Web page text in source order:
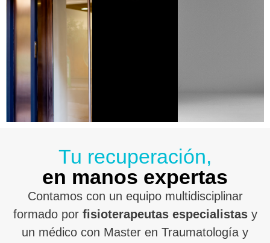
Tu recuperación,
en manos expertas
Contamos con un equipo multidisciplinar
formado por fisioterapeutas especialistasy
un médico con Master en Traumatología y